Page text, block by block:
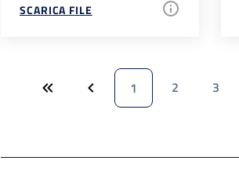
SCARICA FILE
1 2 3